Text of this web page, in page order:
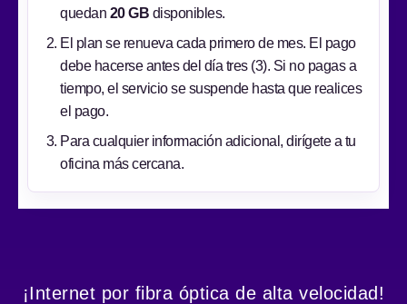
quedan 20 GB disponibles.
El plan se renueva cada primero de mes. El pago
debe hacerse antes del día tres (3). Si no pagas a
tiempo, el servicio se suspende hasta que realices
el pago.
Para cualquier información adicional, dirígete a tu
oficina más cercana.
¡Internet por fibra óptica de alta velocidad!